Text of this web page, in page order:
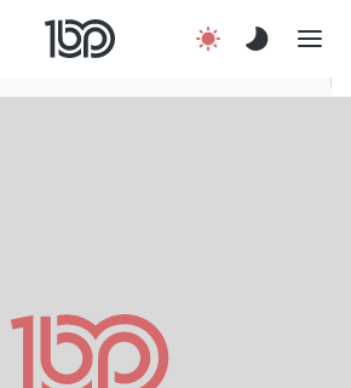
Rólunk
Korábbi évek